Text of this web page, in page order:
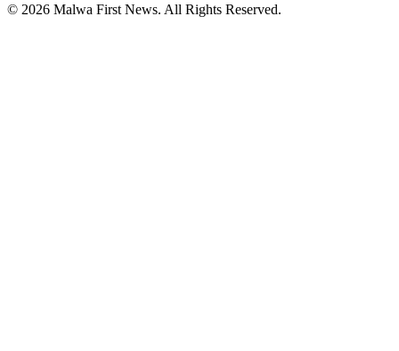
© 2026 Malwa First News. All Rights Reserved.